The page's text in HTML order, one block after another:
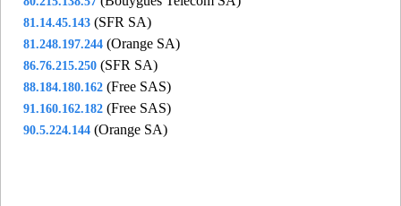
81.14.45.143 (SFR SA)
81.248.197.244 (Orange SA)
86.76.215.250 (SFR SA)
88.184.180.162 (Free SAS)
91.160.162.182 (Free SAS)
90.5.224.144 (Orange SA)